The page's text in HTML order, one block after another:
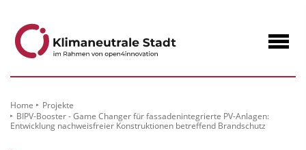
Home
Projekte
BIPV-Booster - Game Changer für fassaden­integrierte PV-Anlagen:
Entwicklung nachweisfreier Konstruktionen betreffend Brandschutz